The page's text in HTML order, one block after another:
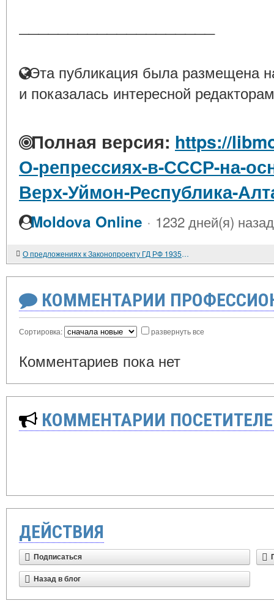
Эта публикация была размещена
и показалась интересной
Полная версия: https://
О-репрессиях-в-СССР-на-
Верх-Уймон-Республика-
Moldova Online · 1232 дней(я) назад
О предложениях к Законопроекту ГД РФ 193504-8 от 12.09.2022г. о статусе Ветеран боевых действий для участников ВСО "Анадырь". Коломейцев Н.В., Первый заместитель руководителя фракции КПРФ, Ответ Дмитриеву А.А. 22.03.2023
КОММЕНТАРИИ
Сортировка: развернуть все
Комментариев пока нет
КОММЕНТАРИИ
ДЕЙСТВИЯ
Подписаться
Назад в блог